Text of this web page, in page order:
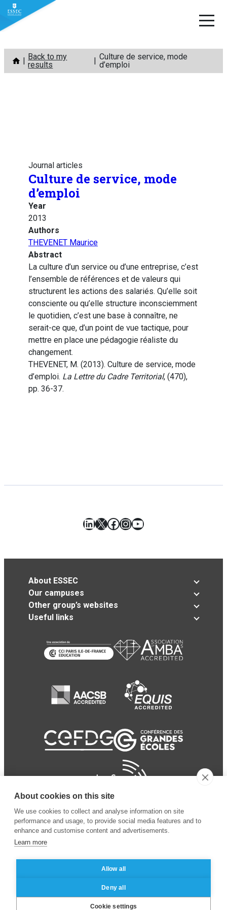
Skip
content
Back to my
results
Culture de service, mode
d’emploi
Journal articles
Culture de service, mode
d’emploi
Year
2013
Authors
THEVENET Maurice
Abstract
La culture d’un service ou d’une entreprise, c’est
l’ensemble de références et de valeurs qui
structurent les actions des salariés. Qu’elle soit
consciente ou qu’elle structure inconsciemment
le quotidien, c’est une base à connaître, ne
serait-ce que, d’un point de vue tactique, pour
mettre en place une pédagogie réaliste du
changement.
THEVENET, M. (2013). Culture de service, mode
d’emploi. La Lettre du Cadre Territorial, (470),
pp. 36-37.
LinkedIn
X Facebook
Instagram
YouTube
About ESSEC
Our campuses
Other group’s websites
Useful links
© 2024 ESSEC Business
School
Legal notice
privacy policy
About cookies on this site
We use cookies to collect and analyse information on site
performance and usage, to provide social media features and to
enhance and customise content and advertisements.
Learn more
Allow all
Deny all
Cookie settings